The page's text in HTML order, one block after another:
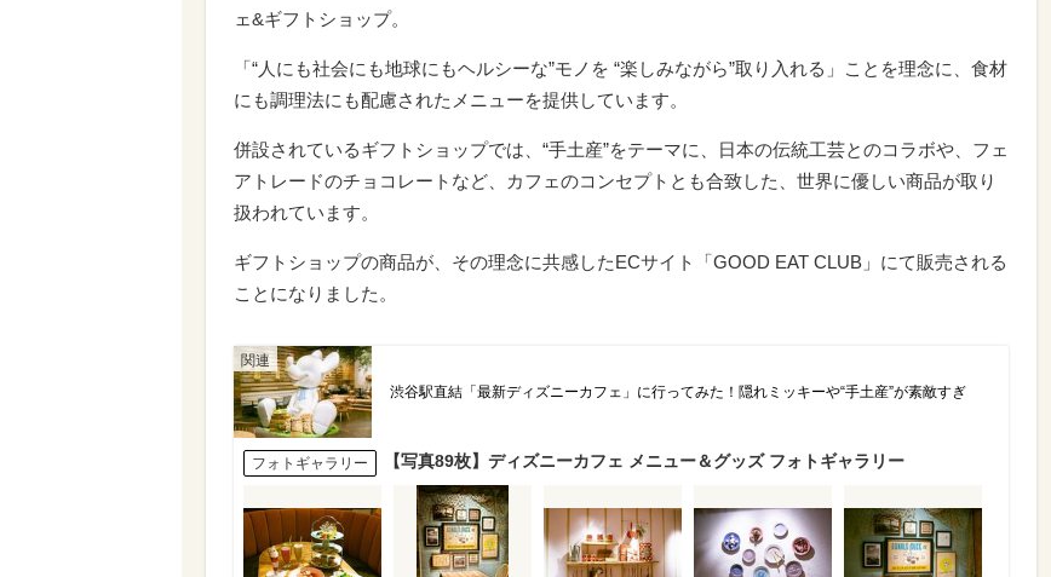
ェ&ギフトショップ。
「“人にも社会にも地球にもヘルシーな”モノを “楽しみながら”取り入れる」ことを理念に、食材
にも調理法にも配慮されたメニューを提供しています。
併設されているギフトショップでは、“手土産”をテーマに、日本の伝統工芸とのコラボや、フェ
アトレードのチョコレートなど、カフェのコンセプトとも合致した、世界に優しい商品が取り
扱われています。
ギフトショップの商品が、その理念に共感したECサイト「GOOD EAT CLUB」にて販売される
ことになりました。
渋谷駅直結「最新ディズニーカフェ」に行ってみた！隠れミッキーや“手土産”が素敵すぎ
フォトギャラリー 【写真89枚】ディズニーカフェ メニュー＆グッズ フォトギャラリー